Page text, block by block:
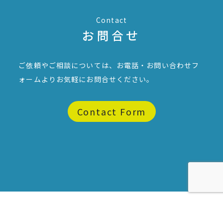
Contact
お問合せ
ご依頼やご相談については、お電話・お問い合わせフ
ォームより お気軽にお問合せください。
Contact Form